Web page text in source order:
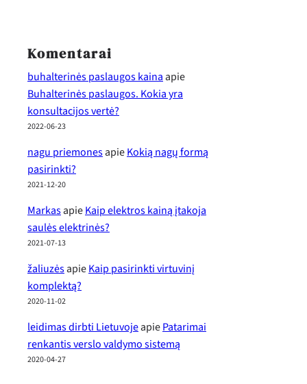
Komentarai
buhalterinės paslaugos kainaapie
Buhalterinės paslaugos. Kokia yra
konsultacijos vertė?
2022-06-23
nagu priemonesapieKokią nagų formą
pasirinkti?
2021-12-20
MarkasapieKaip elektros kainą įtakoja
saulės elektrinės?
2021-07-13
žaliuzėsapieKaip pasirinkti virtuvinį
komplektą?
2020-11-02
leidimas dirbti LietuvojeapiePatarimai
renkantis verslo valdymo sistemą
2020-04-27